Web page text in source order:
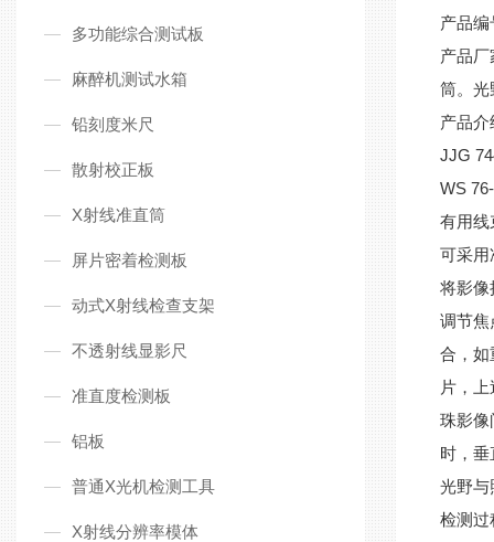
多功能综合测试板
麻醉机测试水箱
铅刻度米尺
散射校正板
X射线准直筒
屏片密着检测板
动式X射线检查支架
不透射线显影尺
准直度检测板
铝板
普通X光机检测工具
X射线分辨率模体
产品编
产品
筒。光
产品介
JJG
WS
有用线
可采用
将影像
调节焦
合，如
片，
珠影像
时，
光野与
检测过